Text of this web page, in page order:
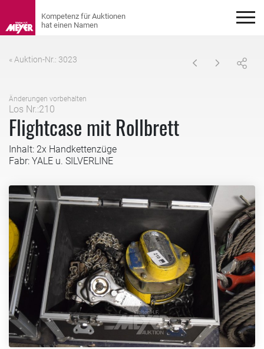
« Auktion-Nr.: 3023
Änderungen vorbehalten
Los Nr.:210
Flightcase mit Rollbrett
Inhalt: 2x Handkettenzüge
Fabr: YALE u. SILVERLINE